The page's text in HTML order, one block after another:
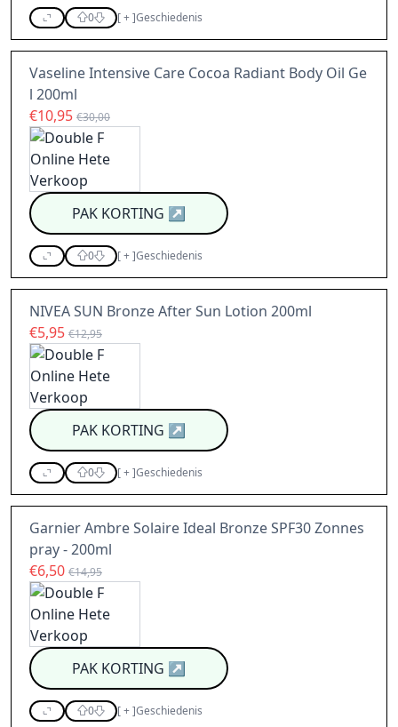
0 [+]Geschiedenis
Vaseline Intensive Care Cocoa Radiant Body Oil Ge
l 200ml
€10,95 €30,00
PAK KORTING ↗
0 [+]Geschiedenis
NIVEA SUN Bronze After Sun Lotion 200ml
€5,95 €12,95
PAK KORTING ↗
0 [+]Geschiedenis
Garnier Ambre Solaire Ideal Bronze SPF30 Zonnes
pray - 200ml
€6,50 €14,95
PAK KORTING ↗
0 [+]Geschiedenis